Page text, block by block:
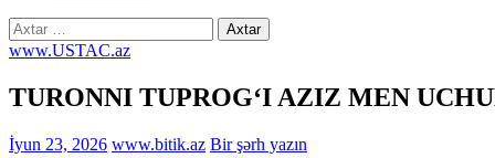
Axtarış:
www.USTAC.az
TURONNI TUPROG‘I AZIZ MEN
İyun 23, 2026 www.bitik.az Bir şərh yazın